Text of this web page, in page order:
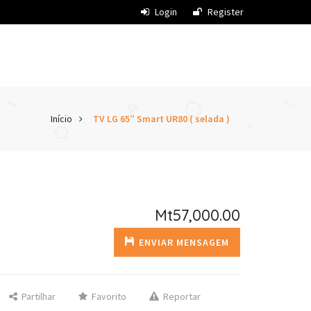
Login Register
Início TV LG 65” Smart UR80 ( selada )
Mt57,000.00
ENVIAR MENSAGEM
Partilhar Favorito Reportar